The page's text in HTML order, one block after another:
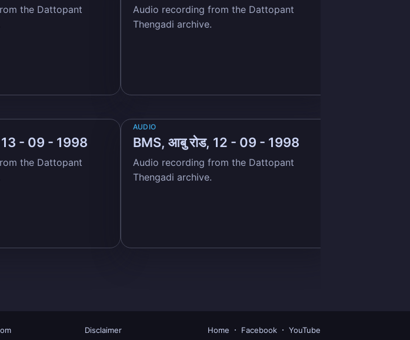
the Dattopant
Audio recording from the Dattopant
Thengadi archive.
13 - 09 - 1998
the Dattopant
AUDIO
BMS, आबु रोड, 12 - 09 - 1998
Audio recording from the Dattopant
Thengadi archive.
Disclaimer Home Facebook YouTube